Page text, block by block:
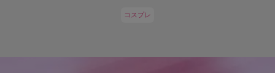
コスプレ